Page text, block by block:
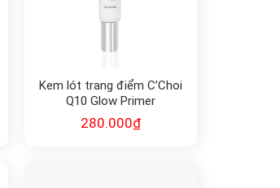
Kem lót trang điểm C’Choi
Q10 Glow Primer
280.000₫